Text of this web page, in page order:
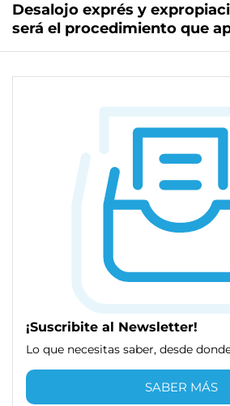
Desalojo exprés y
será el procedimiento que
¡Suscribite al Newsletter!
Lo que necesitas saber, desde
SABER MÁS